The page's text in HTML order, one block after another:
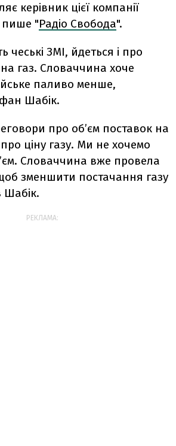
керівник цієї компанії
"Радіо Свобода".
чеські ЗМІ, йдеться і про
газ. Словаччина хоче
паливо менше,
Шабік.
про об’єм поставок на
про ціну газу. Ми не хочемо
Словаччина вже провела
зменшити постачання газу
Шабік.
РЕКЛАМА: